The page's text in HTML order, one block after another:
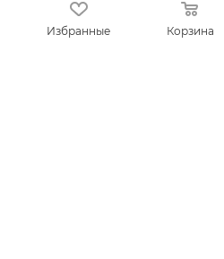
Избранные Корзина